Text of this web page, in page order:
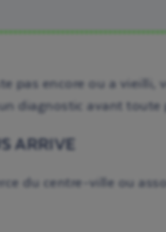
pas encore ou a
diagnostic avant toute
ARRIVE
du centre-ville ou